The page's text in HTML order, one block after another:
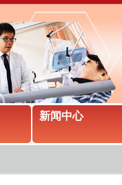
新闻中心